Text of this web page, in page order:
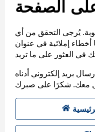
على الصفحة
يُرجى التحقق من أي
أخطاء إملائية في عنوان URL، أو عرض خريطة الموقع
بريد إلكتروني أدناه